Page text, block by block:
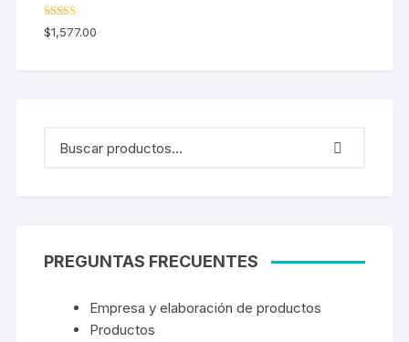
Valorado en
5.00 de 5
$1,577.00
PREGUNTAS FRECUENTES
Empresa y elaboración de productos
Productos